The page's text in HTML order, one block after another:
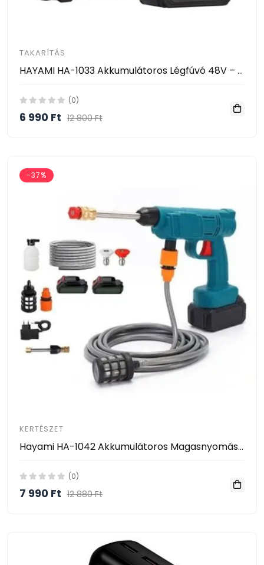
TAKARÍTÁS
HAYAMI HA-1033 Akkumulátoros Légfúvó 48V – Vezeték Nélküli Tisztító Ventilátor 2 Akkumulátorral
(0)
6 990 Ft 12 800 Ft
-37%
KERTÉSZET
Hayami HA-1042 Akkumulátoros Magasnyomású Mosó – 2 Akkumulátorral, Habosító Tartállyal és Kofferrel
(0)
7 990 Ft 12 880 Ft